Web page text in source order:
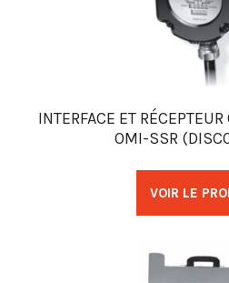
INTERFACE ET
OMI-SSR
VOIR LE